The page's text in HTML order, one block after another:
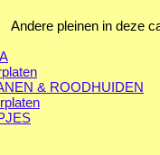
Andere pleinen in deze
& ROODHUIDEN